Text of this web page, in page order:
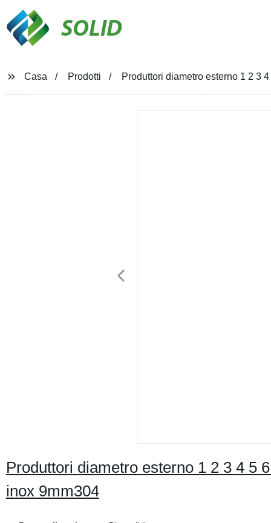
SOLID
Casa Prodotti Produttori diametro esterno 1 2 3
Produttori diametro esterno 1 2 3 4 5
inox 9mm304